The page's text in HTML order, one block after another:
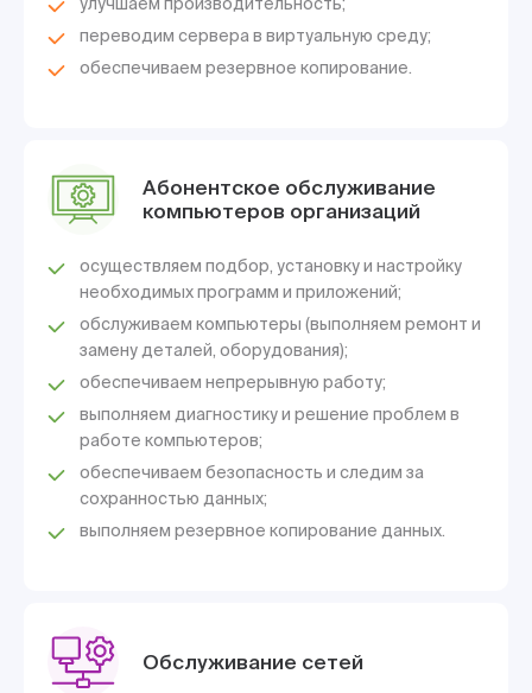
улучшаем производительность;
переводим сервера в виртуальную среду;
обеспечиваем резервное копирование.
Абонентское обслуживание
компьютеров организаций
осуществляем подбор, установку и настройку
необходимых программ и приложений;
обслуживаем компьютеры (выполняем ремонт и
замену деталей, оборудования);
обеспечиваем непрерывную работу;
выполняем диагностику и решение проблем в
работе компьютеров;
обеспечиваем безопасность и следим за
сохранностью данных;
выполняем резервное копирование данных.
Обслуживание сетей